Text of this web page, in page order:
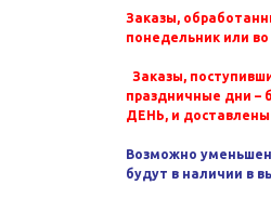
Заказы,
понедельник или во
Заказы,
праздничные дни
ДЕНЬ, и
Возможно
будут в наличии в